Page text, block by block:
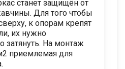
станет защищён от
Для того чтобы
к опорам крепят
их нужно
затянуть. На монтаж
приемлемая для